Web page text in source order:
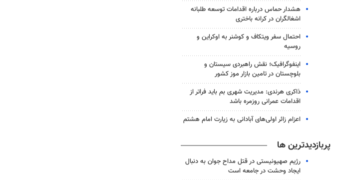
هشدار حماس درباره اقدامات توسعه طلبانه
اشغالگران در کرانه باختری
احتمال سفر ویتکاف و کوشنر به اوکراین و
روسیه
اینفوگرافیک؛ نقش راهبردی سیستان و
بلوچستان در تامین بازار موز کشور
ذاکری هرندی: مدیریت شهری بم باید فراتر از
اقدامات عمرانی روزمره باشد
اعزام زائر اولی‌های آبادانی به زیارت امام هشتم
پربازدیدترین ها
رژیم صهیونیستی در قتل مداح جوان به دنبال
ایجاد وحشت در جامعه است